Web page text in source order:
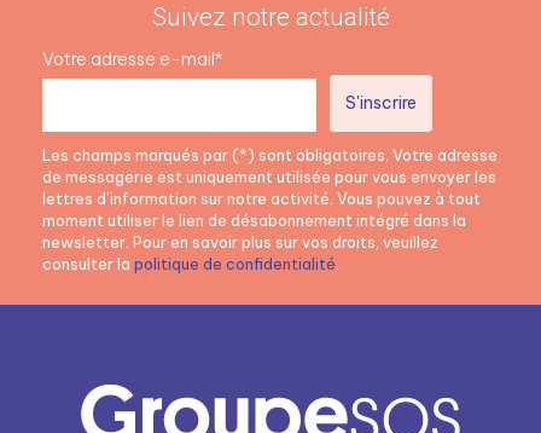
Suivez notre actualité
Votre adresse e-mail*
Les champs marqués par (*) sont obligatoires. Votre adresse
de messagerie est uniquement utilisée pour vous envoyer les
lettres d’information sur notre activité. Vous pouvez à tout
moment utiliser le lien de désabonnement intégré dans la
newsletter. Pour en savoir plus sur vos droits, veuillez
consulter la politique de confidentialité